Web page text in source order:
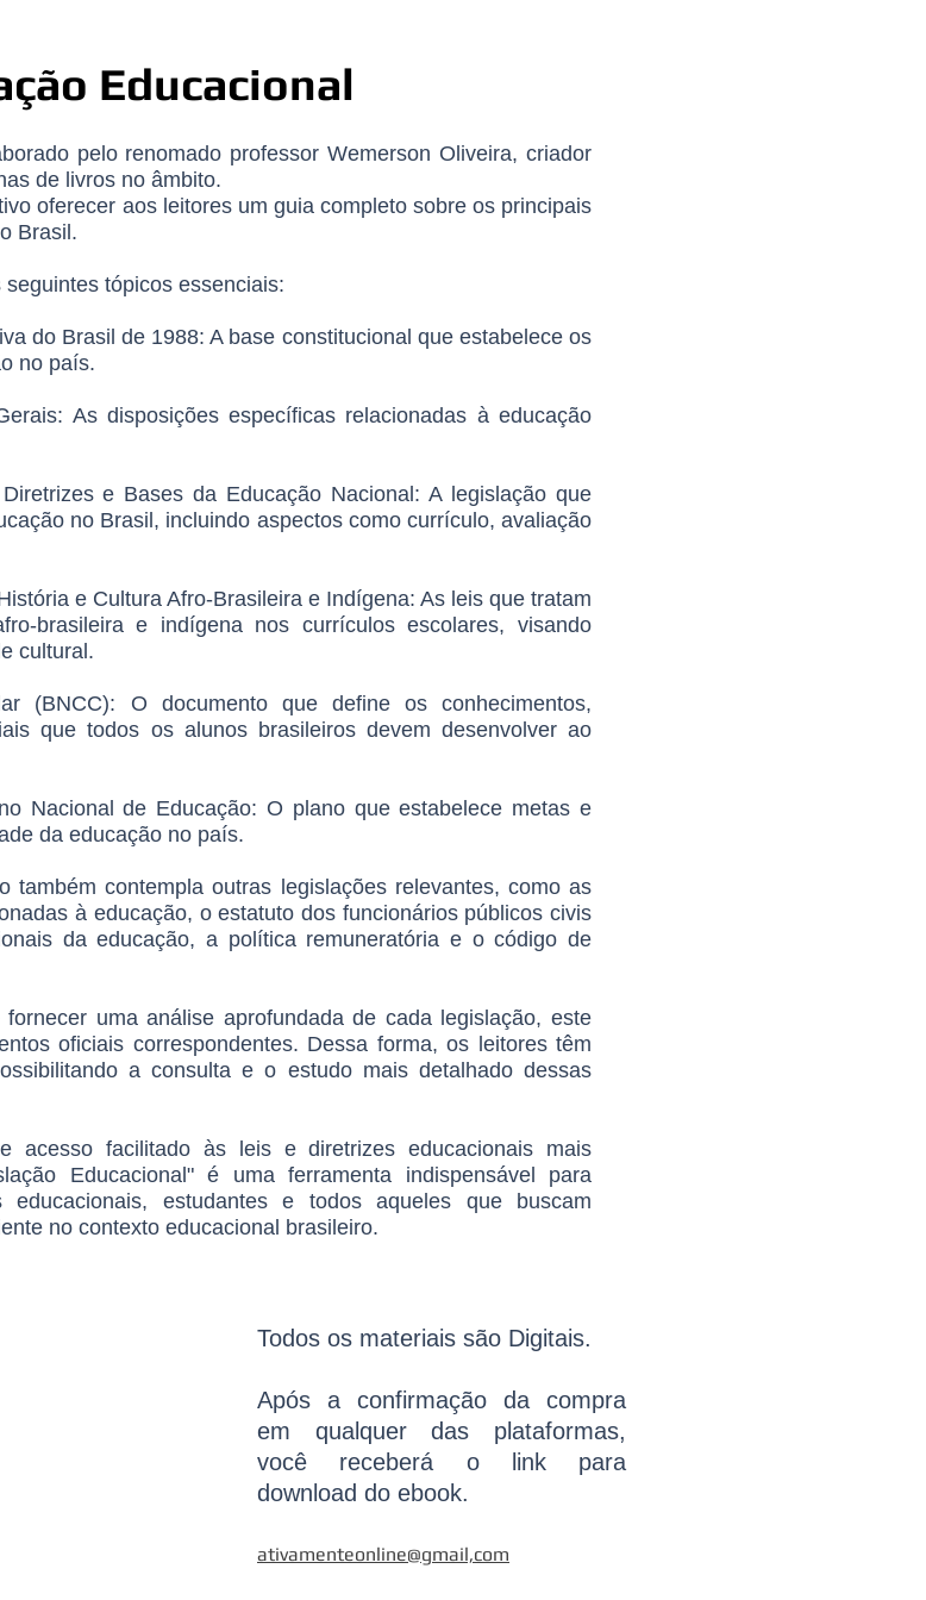
Educacional
pelo renomado professor Wemerson Oliveira, criador
de livros no âmbito.
oferecer aos leitores um guia completo sobre os principais
Brasil.
tópicos essenciais:
do Brasil de 1988: A base constitucional que estabelece os
no país.
As disposições específicas relacionadas à educação
e Bases da Educação Nacional: A legislação que
no Brasil, incluindo aspectos como currículo, avaliação
e Cultura Afro-Brasileira e Indígena: As leis que tratam
brasileira e indígena nos currículos escolares, visando
cultural.
(BNCC): O documento que define os conhecimentos,
que todos os alunos brasileiros devem desenvolver ao
Nacional de Educação: O plano que estabelece metas e
da educação no país.
também contempla outras legislações relevantes, como as
à educação, o estatuto dos funcionários públicos civis
da educação, a política remuneratória e o código de
uma análise aprofundada de cada legislação, este
oficiais correspondentes. Dessa forma, os leitores têm
a consulta e o estudo mais detalhado dessas
acesso facilitado às leis e diretrizes educacionais mais
Educacional" é uma ferramenta indispensável para
educacionais, estudantes e todos aqueles que buscam
no contexto educacional brasileiro.
Todos os materiais são Digitais.
Após a confirmação da compra
em qualquer das plataformas,
você receberá o link para
download do ebook.
ativamenteonline@gmail,com